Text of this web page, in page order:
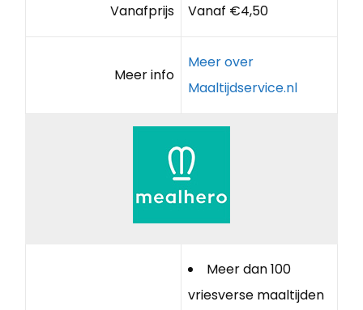
Vanafprijs Vanaf €4,50
Meer info
Meer over
Maaltijdservice.nl
Meer dan 100
vriesverse maaltijden